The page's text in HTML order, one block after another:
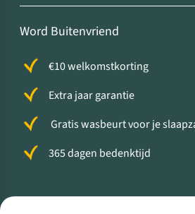
Word Buitenvriend
€10 welkomstkorting
Extra jaar garantie
Gratis wasbeurt voor je
365 dagen bedenktijd